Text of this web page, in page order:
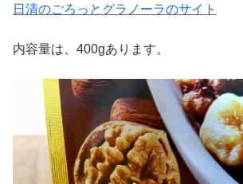
日清のごろっとグラノーラのサイト
内容量は、400gあります。